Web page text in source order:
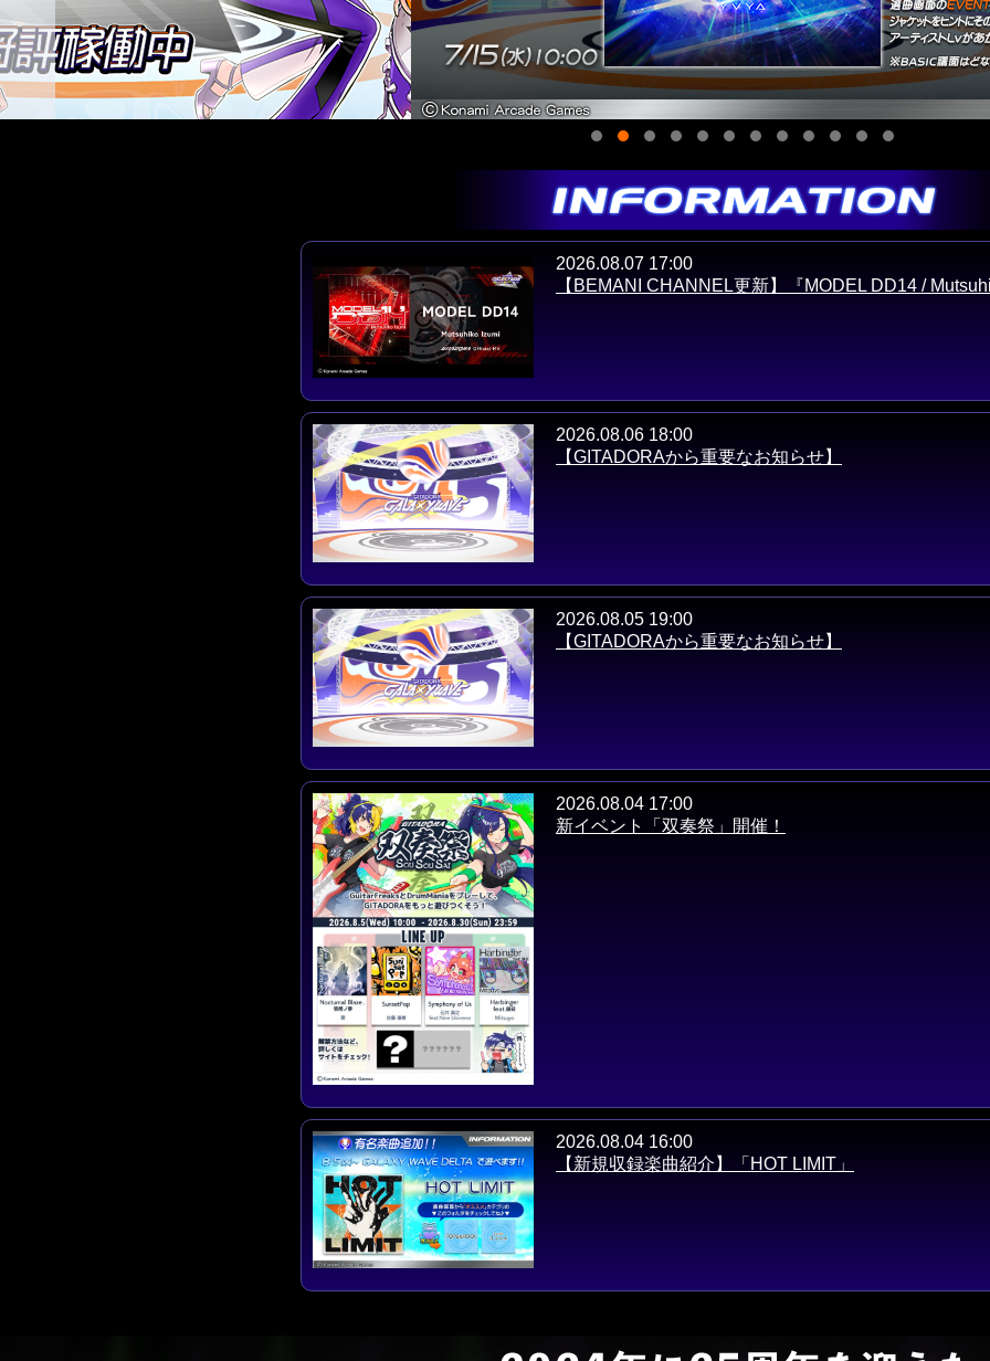
2026.08.07 17:00
【BEMANI CHANNEL更新】『MODEL DD14 /
2026.08.06 18:00
【GITADORAから重要なお知らせ】
2026.08.05 19:00
【GITADORAから重要なお知らせ】
2026.08.04 17:00
新イベント「双奏祭」開催！
2026.08.04 16:00
【新規収録楽曲紹介】「HOT LIMIT」